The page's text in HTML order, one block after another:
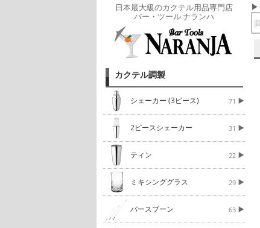
日本最大級のカクテル用品専門店
バー・ツール ナランハ
カクテル調製
シェーカー (3ピース) 71
2ピースシェーカー 31
ティン 22
ミキシンググラス 29
バースプーン 63